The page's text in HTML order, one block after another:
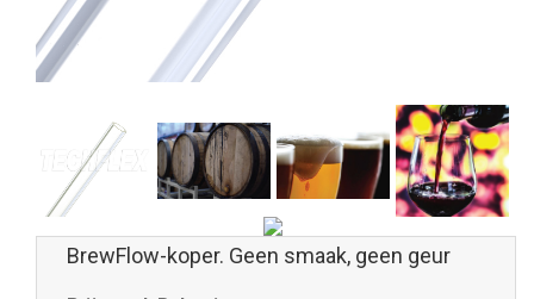
BrewFlow-koper. Geen smaak, geen geur